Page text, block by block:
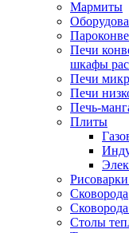
Мармиты
Печи
шкафы
Печи
Печи
Печь-
Плиты
Сковорода
Столы